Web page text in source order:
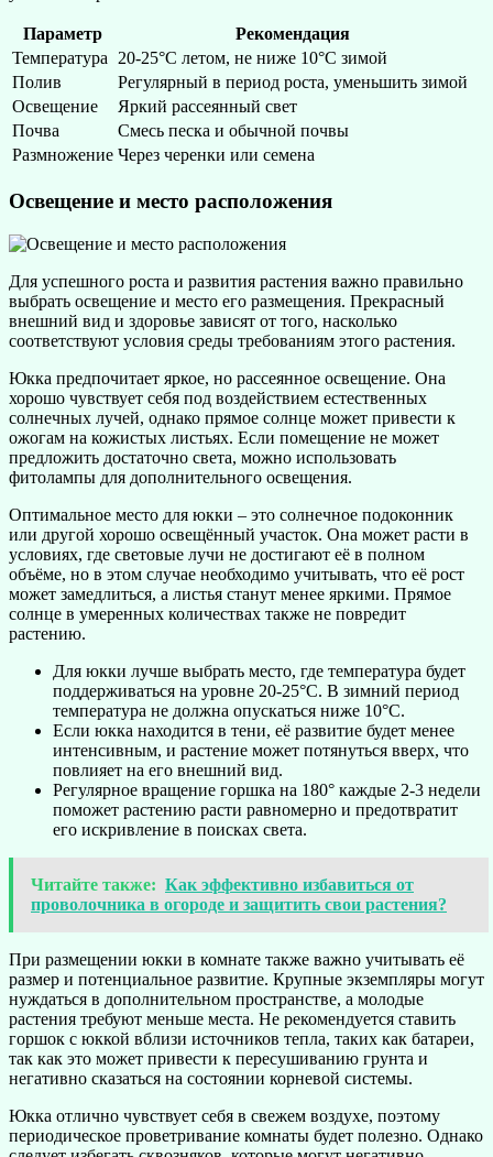
Параметр
Рекомендация
Температура
20-25°C летом, не ниже 10°C зимой
Полив
Регулярный в период роста, уменьшить зимой
Освещение
Яркий рассеянный свет
Почва
Смесь песка и обычной почвы
Размножение Через черенки или семена
Освещение и место расположения
Для успешного роста и развития растения важно правильно
выбрать освещение и место его размещения. Прекрасный
внешний вид и здоровье зависят от того, насколько
соответствуют условия среды требованиям этого растения.
Юкка предпочитает яркое, но рассеянное освещение. Она
хорошо чувствует себя под воздействием естественных
солнечных лучей, однако прямое солнце может привести к
ожогам на кожистых листьях. Если помещение не может
предложить достаточно света, можно использовать
фитолампы для дополнительного освещения.
Оптимальное место для юкки – это солнечное подоконник
или другой хорошо освещённый участок. Она может расти в
условиях, где световые лучи не достигают её в полном
объёме, но в этом случае необходимо учитывать, что её рост
может замедлиться, а листья станут менее яркими. Прямое
солнце в умеренных количествах также не повредит
растению.
Для юкки лучше выбрать место, где температура будет
поддерживаться на уровне 20-25°C. В зимний период
температура не должна опускаться ниже 10°C.
Если юкка находится в тени, её развитие будет менее
интенсивным, и растение может потянуться вверх, что
повлияет на его внешний вид.
Регулярное вращение горшка на 180° каждые 2-3 недели
поможет растению расти равномерно и предотвратит
его искривление в поисках света.
Читайте также: Как эффективно избавиться от
проволочника в огороде и защитить свои растения?
При размещении юкки в комнате также важно учитывать её
размер и потенциальное развитие. Крупные экземпляры могут
нуждаться в дополнительном пространстве, а молодые
растения требуют меньше места. Не рекомендуется ставить
горшок с юккой вблизи источников тепла, таких как батареи,
так как это может привести к пересушиванию грунта и
негативно сказаться на состоянии корневой системы.
Юкка отлично чувствует себя в свежем воздухе, поэтому
периодическое проветривание комнаты будет полезно. Однако